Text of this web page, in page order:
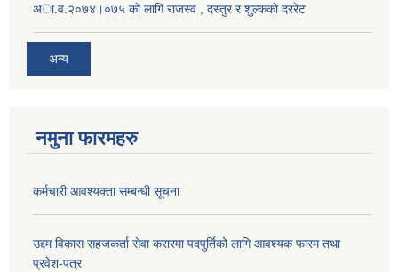
अा.व.२०७४।०७५ काे लागि राजस्व , दस्तुर र शुल्ककाे दररेट
अन्य
नमुना फारमहरु
कर्मचारी आवश्यक्ता सम्बन्धी सूचना
उद्दम विकास सहजकर्ता सेवा करारमा पदपुर्तिको लागि आवश्यक फारम तथा
प्रवेश-पत्र